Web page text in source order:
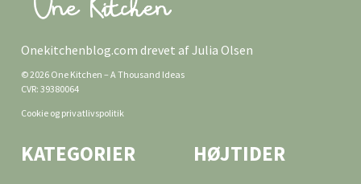
Onekitchenblog.com drevet af Julia Olsen
© 2026 One Kitchen – A Thousand Ideas
CVR: 39380064
Cookie og privatlivspolitik
KATEGORIER HØJTIDER